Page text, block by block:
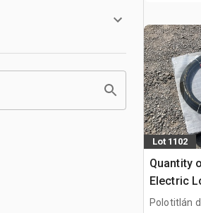
Lot 1102
Quantity
Electric
de
Polotitlán